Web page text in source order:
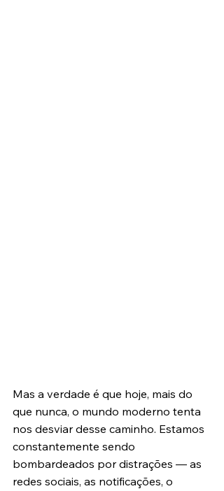
Mas a verdade é que hoje, mais do
que nunca, o mundo moderno tenta
nos desviar desse caminho. Estamos
constantemente sendo
bombardeados por distrações — as
redes sociais, as notificações, o